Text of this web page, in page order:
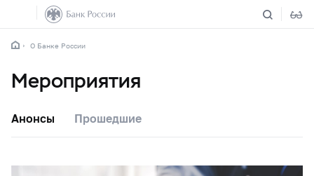
О Банке России
Мероприятия
Анонсы Прошедшие